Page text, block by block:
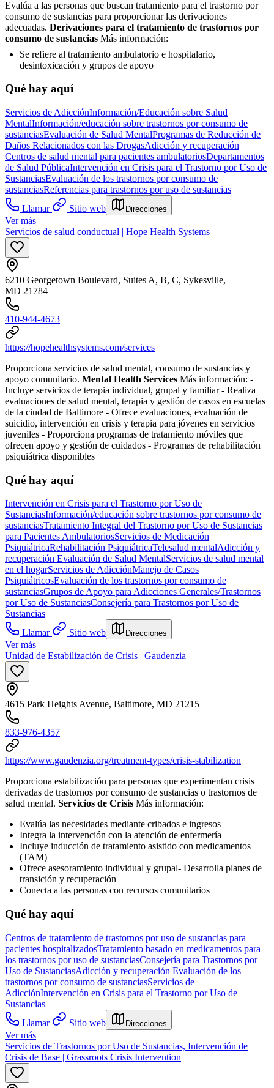
Evalúa a las personas que buscan tratamiento para el trastorno por
consumo de sustancias para proporcionar las derivaciones
adecuadas. Derivaciones para el tratamiento de trastornos por
consumo de sustancias Más información:
Se refiere al tratamiento ambulatorio e hospitalario,
desintoxicación y grupos de apoyo
Qué hay aquí
Servicios de AdicciónInformación/Educación sobre Salud
MentalInformación/educación sobre trastornos por consumo de
sustanciasEvaluación de Salud MentalProgramas de Reducción de
Daños Relacionados con las DrogasAdicción y recuperación
Centros de salud mental para pacientes ambulatoriosDepartamentos
de Salud PúblicaIntervención en Crisis para el Trastorno por Uso de
SustanciasEvaluación de los trastornos por consumo de
sustanciasReferencias para trastornos por uso de sustancias
Llamar
Sitio web Direcciones
Ver más
Servicios de salud conductual | Hope Health Systems
6210 Georgetown Boulevard, Suites A, B, C, Sykesville,
MD 21784
410-944-4673
https://hopehealthsystems.com/services
Proporciona servicios de salud mental, consumo de sustancias y
apoyo comunitario. Mental Health Services Más información: -
Incluye servicios de terapia individual, grupal y familiar - Realiza
evaluaciones de salud mental, terapia y gestión de casos en escuelas
de la ciudad de Baltimore - Ofrece evaluaciones, evaluación de
suicidio, intervención en crisis y terapia para jóvenes en servicios
juveniles - Proporciona programas de tratamiento móviles que
ofrecen apoyo y gestión de cuidados - Programas de rehabilitación
psiquiátrica disponibles
Qué hay aquí
Intervención en Crisis para el Trastorno por Uso de
SustanciasInformación/educación sobre trastornos por consumo de
sustanciasTratamiento Integral del Trastorno por Uso de Sustancias
para Pacientes AmbulatoriosServicios de Medicación
PsiquiátricaRehabilitación PsiquiátricaTelesalud mentalAdicción y
recuperación Evaluación de Salud MentalServicios de salud mental
en el hogarServicios de AdicciónManejo de Casos
PsiquiátricosEvaluación de los trastornos por consumo de
sustanciasGrupos de Apoyo para Adicciones Generales/Trastornos
por Uso de SustanciasConsejería para Trastornos por Uso de
Sustancias
Llamar
Sitio web Direcciones
Ver más
Unidad de Estabilización de Crisis | Gaudenzia
4615 Park Heights Avenue, Baltimore, MD 21215
833-976-4357
https://www.gaudenzia.org/treatment-types/crisis-stabilization
Proporciona estabilización para personas que experimentan crisis
derivadas de trastornos por consumo de sustancias o trastornos de
salud mental. Servicios de Crisis Más información:
Evalúa las necesidades mediante cribados e ingresos
Integra la intervención con la atención de enfermería
Incluye inducción de tratamiento asistido con medicamentos
(TAM)
Ofrece asesoramiento individual y grupal- Desarrolla planes de
transición y recuperación
Conecta a las personas con recursos comunitarios
Qué hay aquí
Centros de tratamiento de trastornos por uso de sustancias para
pacientes hospitalizadosTratamiento basado en medicamentos para
los trastornos por uso de sustanciasConsejería para Trastornos por
Uso de SustanciasAdicción y recuperación Evaluación de los
trastornos por consumo de sustanciasServicios de
AdicciónIntervención en Crisis para el Trastorno por Uso de
Sustancias
Llamar
Sitio web Direcciones
Ver más
Servicios de Trastornos por Uso de Sustancias, Intervención de
Crisis de Base | Grassroots Crisis Intervention